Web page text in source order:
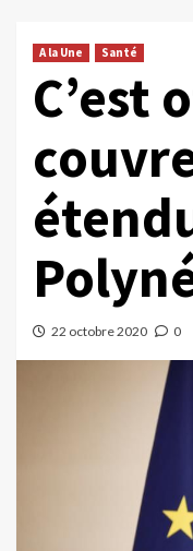
A la Une Santé
C’est
22 octobre 2020 0